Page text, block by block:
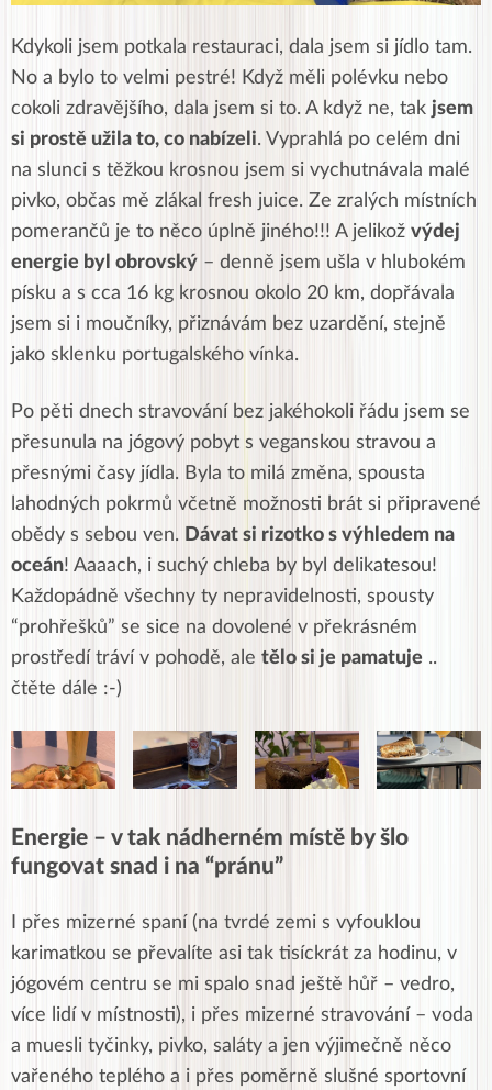
Kdykoli jsem potkala restauraci, dala jsem si jídlo tam.
No a bylo to velmi pestré! Když měli polévku nebo
cokoli zdravějšího, dala jsem si to. A když ne, tak jsem
si prostě užila to, co nabízeli. Vyprahlá po celém dni
na slunci s těžkou krosnou jsem si vychutnávala malé
pivko, občas mě zlákal fresh juice. Ze zralých místních
pomerančů je to něco úplně jiného!!! A jelikož výdej
energie byl obrovský – denně jsem ušla v hlubokém
písku a s cca 16 kg krosnou okolo 20 km, dopřávala
jsem si i moučníky, přiznávám bez uzardění, stejně
jako sklenku portugalského vínka.
Po pěti dnech stravování bez jakéhokoli řádu jsem se
přesunula na jógový pobyt s veganskou stravou a
přesnými časy jídla. Byla to milá změna, spousta
lahodných pokrmů včetně možnosti brát si připravené
obědy s sebou ven. Dávat si rizotko s výhledem na
oceán! Aaaach, i suchý chleba by byl delikatesou!
Každopádně všechny ty nepravidelnosti, spousty
“prohřešků” se sice na dovolené v překrásném
prostředí tráví v pohodě, ale tělo si je pamatuje ..
čtěte dále :-)
Energie – v tak nádherném místě by šlo
fungovat snad i na “pránu”
I přes mizerné spaní (na tvrdé zemi s vyfouklou
karimatkou se převalíte asi tak tisíckrát za hodinu, v
jógovém centru se mi spalo snad ještě hůř – vedro,
více lidí v místnosti), i přes mizerné stravování – voda
a muesli tyčinky, pivko, saláty a jen výjimečně něco
vařeného teplého a i přes poměrně slušné sportovní